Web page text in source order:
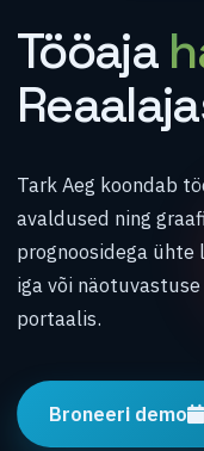
Tööaja
Tark Aeg koondab
avaldused ning
prognoosidega ühte
iga või
portaalis.
Broneeri demo